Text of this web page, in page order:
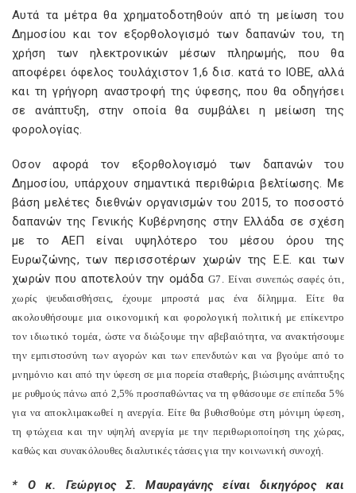
Αυτά τα μέτρα θα χρηματοδοτηθούν από τη μείωση του
Δημοσίου και τον εξορθολογισμό των δαπανών του, τη
χρήση των ηλεκτρονικών μέσων πληρωμής, που θα
αποφέρει όφελος τουλάχιστον 1,6 δισ. κατά το ΙΟΒΕ, αλλά
και τη γρήγορη αναστροφή της ύφεσης, που θα οδηγήσει
σε ανάπτυξη, στην οποία θα συμβάλει η μείωση της
φορολογίας.
Οσον αφορά τον εξορθολογισμό των δαπανών του
Δημοσίου, υπάρχουν σημαντικά περιθώρια βελτίωσης. Με
βάση μελέτες διεθνών οργανισμών του 2015, το ποσοστό
δαπανών της Γενικής Κυβέρνησης στην Ελλάδα σε σχέση
με το ΑΕΠ είναι υψηλότερο του μέσου όρου της
Ευρωζώνης, των περισσοτέρων χωρών της Ε.Ε. και των
χωρών που αποτελούν την ομάδαG7. Είναι συνεπώς σαφές ότι,
χωρίς ψευδαισθήσεις, έχουμε μπροστά μας ένα δίλημμα. Είτε θα
ακολουθήσουμε μια οικονομική και φορολογική πολιτική με επίκεντρο
τον ιδιωτικό τομέα, ώστε να διώξουμε την αβεβαιότητα, να ανακτήσουμε
την εμπιστοσύνη των αγορών και των επενδυτών και να βγούμε από το
μνημόνιο και από την ύφεση σε μια πορεία σταθερής, βιώσιμης ανάπτυξης
με ρυθμούς πάνω από 2,5% προσπαθώντας να τη φθάσουμε σε επίπεδα 5%
για να αποκλιμακωθεί η ανεργία. Είτε θα βυθισθούμε στη μόνιμη ύφεση,
τη φτώχεια και την υψηλή ανεργία με την περιθωριοποίηση της χώρας,
καθώς και συνακόλουθες διαλυτικές τάσεις για την κοινωνική συνοχή.
* Ο κ. Γεώργιος Σ. Μαυραγάνης είναι δικηγόρος και